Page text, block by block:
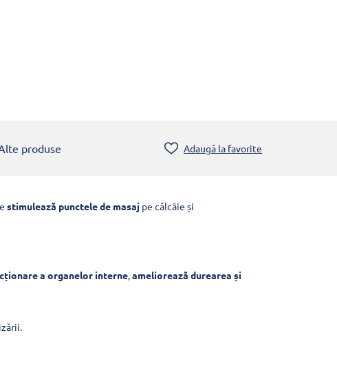
produse Adaugă la favorite
stimulează punctele de masaj pe călcâie și
a organelor interne,ameliorează durearea și